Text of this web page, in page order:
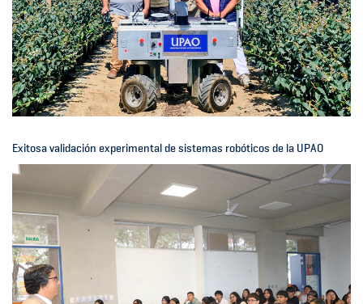
Exitosa validación experimental de sistemas robóticos de la UPAO